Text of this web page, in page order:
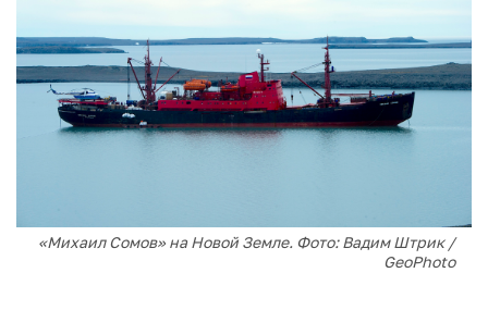
«Михаил Сомов» на Новой Земле. Фото: Вадим Штрик /
GeoPhoto